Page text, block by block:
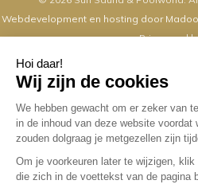
Webdevelopment en hosting door Madoo
Zaterdag's zijn wij van
uur geopend
Overige dagen mogelijk op
webshop, whatsapp en